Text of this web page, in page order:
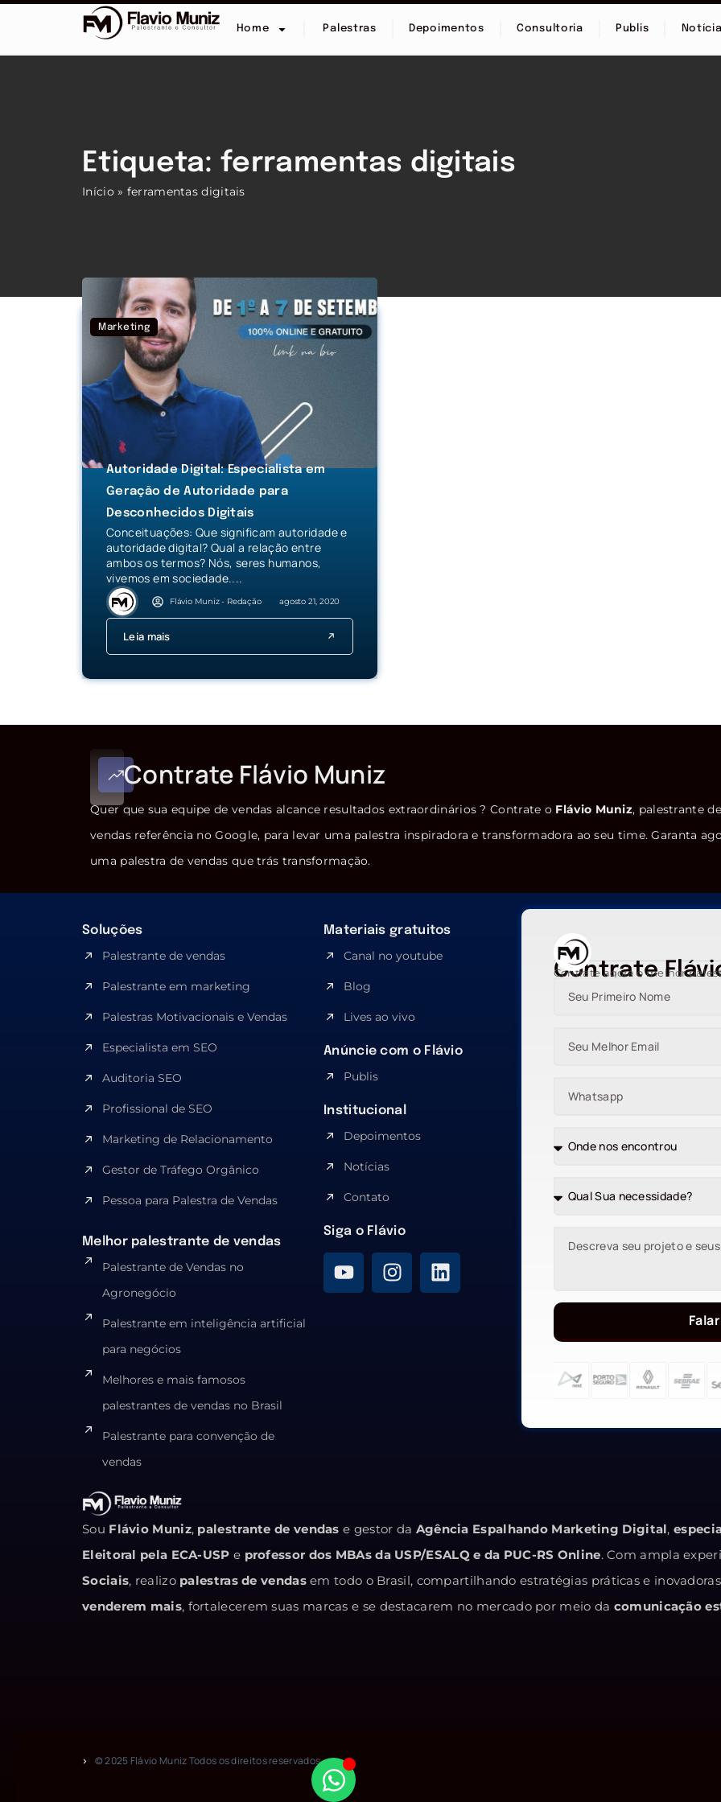
Home Palestras Depoimentos Consultoria Publis
Etiqueta: ferramentas digitais
Início » ferramentas digitais
Marketing
Autoridade Digital: Especialista em
Geração de Autoridade para
Desconhecidos Digitais
Conceituações: Que significam autoridade e
autoridade digital? Qual a relação entre
ambos os termos? Nós, seres humanos,
vivemos em sociedade....
Flávio Muniz - Redação agosto 21, 2020
Leia mais
Contrate Flávio Muniz
Quer que sua equipe de vendas alcance resultados extraordinários ? Contrate o Flávio Muniz, palestrante de
vendas referência no Google, para levar uma palestra inspiradora e transformadora ao seu time. Garanta
uma palestra de vendas que trás transformação.
Soluções
Palestrante de vendas
Palestrante em marketing
Palestras Motivacionais e Vendas
Especialista em SEO​
Auditoria SEO
Profissional de SEO
Marketing de Relacionamento
Gestor de Tráfego Orgânico
Pessoa para Palestra de Vendas
Melhor palestrante de vendas
Palestrante de Vendas no
Agronegócio
Palestrante em inteligência artificial
para negócios
Melhores e mais famosos
palestrantes de vendas no Brasil
Palestrante para convenção de
vendas
Materiais gratuitos
Canal no youtube
Blog
Lives ao vivo
Anúncie com o Flávio
Publis
Institucional
Depoimentos
Notícias
Contato
Siga o Flávio
Contrate
Contrate agora o melhor
Sou Flávio Muniz, palestrante de vendas e gestor da Agência Espalhando Marketing Digital,
Eleitoral pela ECA-USP e professor dos MBAs da USP/ESALQ e da PUC-RS Online. Com ampla
Sociais, realizo palestras de vendasem todo o Brasil, compartilhando estratégias práticas e
venderem mais, fortalecerem suas marcas e se destacarem no mercado por meio da comunicação
© 2025 Flávio Muniz Todos os direitos reservados.